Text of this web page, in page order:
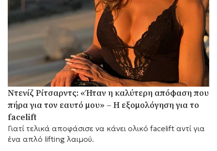
Ντενίζ Ρίτσαρντς: «Ήταν η καλύτερη απόφαση που
πήρα για τον εαυτό μου» – Η εξομολόγηση για το
facelift
Γιατί τελικά αποφάσισε να κάνει ολικό facelift αντί για
ένα απλό lifting λαιμού.